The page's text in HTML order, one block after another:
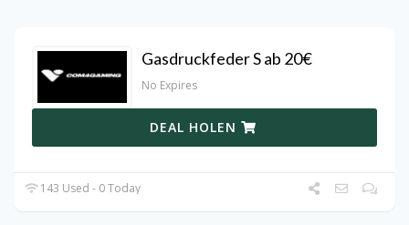
Gasdruckfeder S ab 20€
No Expires
DEAL HOLEN
143 Used - 0 Today